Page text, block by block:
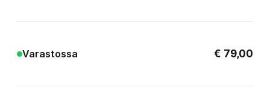
Varastossa € 79,00